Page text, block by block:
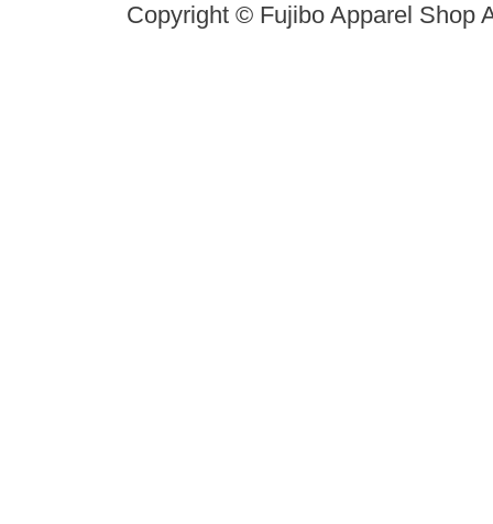
Copyright © Fujibo Apparel Shop